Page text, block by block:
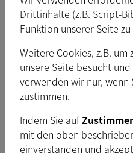
Aktuelle Release von IC Imaging
Drittinhalte (z.B. Script-
Funktion unserer Seite
Weitere Cookies, z.B. um
unsere Seite besucht
verwenden wir nur, wenn
zustimmen.
Indem Sie auf
mit den oben
einverstanden und